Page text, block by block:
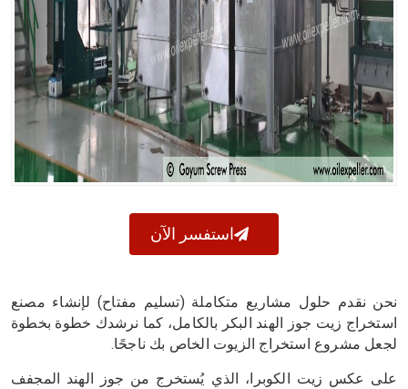
استفسر الآن
نحن نقدم حلول مشاريع متكاملة (تسليم مفتاح) لإنشاء مصنع
استخراج زيت جوز الهند البكر بالكامل، كما نرشدك خطوة بخطوة
لجعل مشروع استخراج الزيوت الخاص بك ناجحًا.
على عكس زيت الكوبرا، الذي يُستخرج من جوز الهند المجفف